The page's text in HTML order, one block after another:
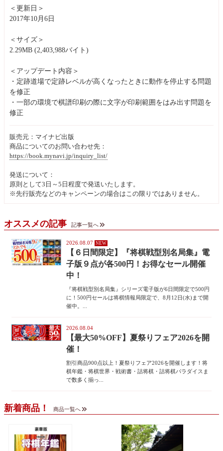
＜更新日＞
2017年10月6日
＜サイズ＞
2.29MB (2,403,988バイト)
＜アップデート内容＞
・定跡道場で定跡レベルが高くなったときに動作を停止する問題
を修正
・一部の環境で棋譜印刷の際に文字が印刷範囲をはみ出す問題を
修正
販売元：マイナビ出版
商品についてのお問い合わせ先：
https://book.mynavi.jp/inquiry_list/
発送について：
原則として3日～5日程度で発送いたします。
※先行販売などのキャンペーンの場合はこの限りではありません。
オススメの記事 記事一覧へ
2026.08.07
【６日間限定】『将棋戦型別名局集』電
子版９点が各500円！お得なセール開催
中！
『将棋戦型別名局集』シリーズ電子版が6日間限定で500円
に！500円セールは将棋情報局限定で、8月12日(水)まで開
催中。...
2026.08.04
【最大50%OFF】夏祭りフェア2026を開
催！
割引商品900点以上！夏祭りフェア2026を開催します！将
棋年鑑・将棋世界・戦術書・詰将棋・詰将棋パラダイスま
で数多く揃っ...
新着商品！ 商品一覧へ